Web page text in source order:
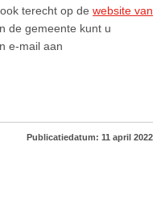
terecht op de website van
de gemeente kunt u
e-mail aan
Publicatiedatum: 11 april 2022